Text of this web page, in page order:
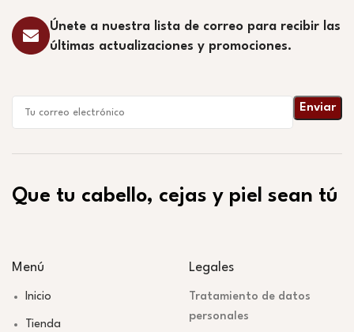
Únete a nuestra lista de correo para recibir las
últimas actualizaciones y promociones.
Que tu cabello, cejas y piel sean tú
Menú
Inicio
Tienda
Legales
Tratamiento de datos
personales